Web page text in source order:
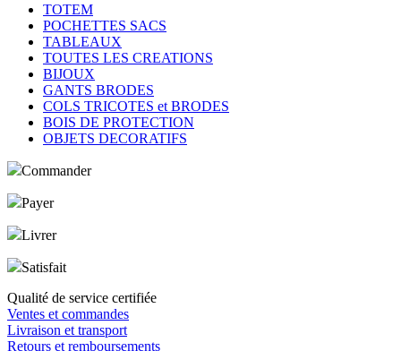
TOTEM
POCHETTES SACS
TABLEAUX
TOUTES LES CREATIONS
BIJOUX
GANTS BRODES
COLS TRICOTES et BRODES
BOIS DE PROTECTION
OBJETS DECORATIFS
Commander
Payer
Livrer
Satisfait
Qualité de service certifiée
Ventes et commandes
Livraison et transport
Retours et remboursements